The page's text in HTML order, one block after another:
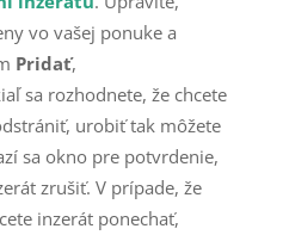
vo vašej ponuke a
Pridať,
sa rozhodnete, že chcete
urobiť tak môžete
sa okno pre potvrdenie,
zrušiť. V prípade, že
inzerát ponechať,